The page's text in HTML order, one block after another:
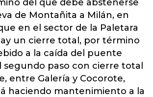
del que debe abstenerse
de Montañita a Milán, en
en el sector de la Paletara
un cierre total, por término
a la caída del puente
segundo paso con cierre total
entre Galería y Cocorote,
haciendo mantenimiento a la